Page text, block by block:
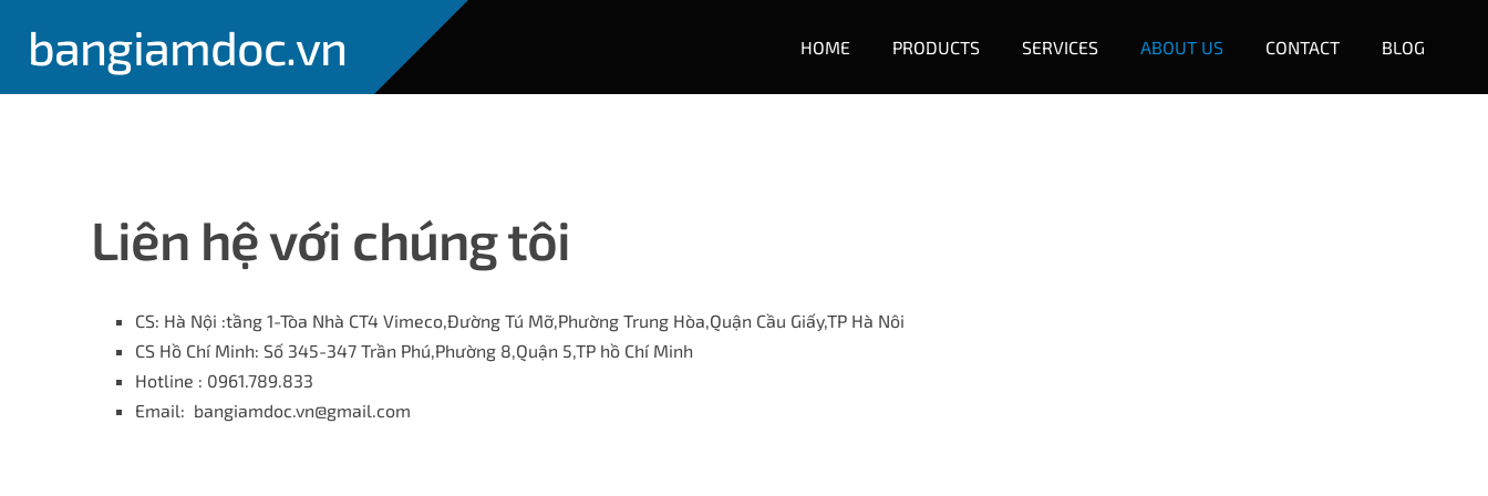
bangiamdoc.vn HOME PRODUCTS SERVICES ABOUT US CONTACT BLOG
Liên hệ với chúng tôi
CS: Hà Nội :tầng 1-Tòa Nhà CT4 Vimeco,Đường Tú Mỡ,Phường Trung Hòa,Quận Cầu Giấy,TP Hà Nôi
CS Hồ Chí Minh: Số 345-347 Trần Phú,Phường 8,Quận 5,TP hồ Chí Minh
Hotline : 0961.789.833
Email: bangiamdoc.vn@gmail.com